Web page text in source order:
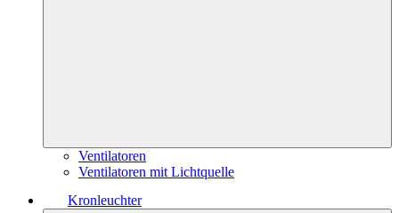
Ventilatoren
Ventilatoren mit Lichtquelle
Kronleuchter